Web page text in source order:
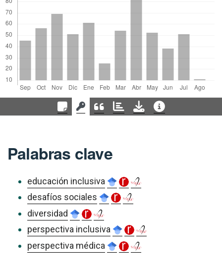
Palabras clave
educación inclusiva
desafíos sociales
diversidad
perspectiva inclusiva
perspectiva médica